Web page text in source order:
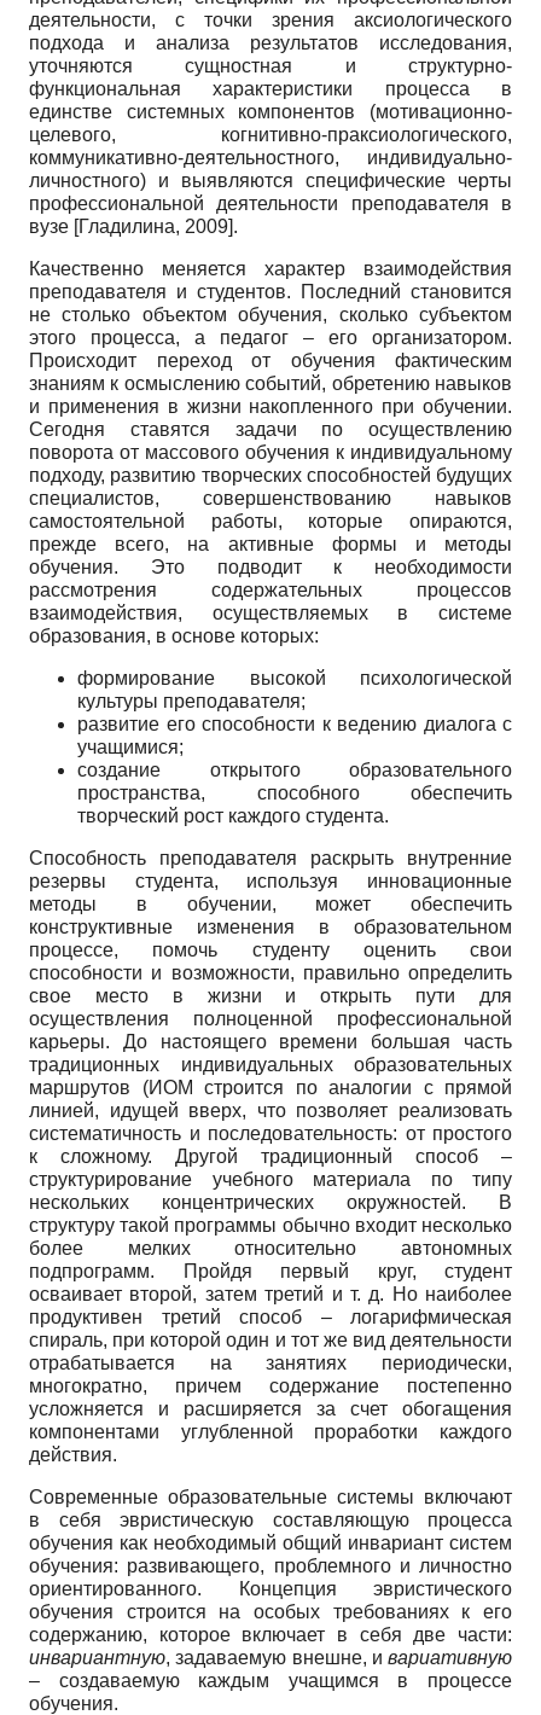
деятельности, с точки зрения аксиологического
подхода и анализа результатов исследования,
уточняются сущностная и структурно-
функциональная характеристики процесса в
единстве системных компонентов (мотивационно-
целевого, когнитивно-праксиологического,
коммуникативно-деятельностного, индивидуально-
личностного) и выявляются специфические черты
профессиональной деятельности преподавателя в
вузе [Гладилина, 2009].
Качественно меняется характер взаимодействия
преподавателя и студентов. Последний становится
не столько объектом обучения, сколько субъектом
этого процесса, а педагог – его организатором.
Происходит переход от обучения фактическим
знаниям к осмыслению событий, обретению навыков
и применения в жизни накопленного при обучении.
Сегодня ставятся задачи по осуществлению
поворота от массового обучения к индивидуальному
подходу, развитию творческих способностей будущих
специалистов, совершенствованию навыков
самостоятельной работы, которые опираются,
прежде всего, на активные формы и методы
обучения. Это подводит к необходимости
рассмотрения содержательных процессов
взаимодействия, осуществляемых в системе
образования, в основе которых:
формирование высокой психологической
культуры преподавателя;
развитие его способности к ведению диалога с
учащимися;
создание открытого образовательного
пространства, способного обеспечить
творческий рост каждого студента.
Способность преподавателя раскрыть внутренние
резервы студента, используя инновационные
методы в обучении, может обеспечить
конструктивные изменения в образовательном
процессе, помочь студенту оценить свои
способности и возможности, правильно определить
свое место в жизни и открыть пути для
осуществления полноценной профессиональной
карьеры. До настоящего времени большая часть
традиционных индивидуальных образовательных
маршрутов (ИОМ строится по аналогии с прямой
линией, идущей вверх, что позволяет реализовать
систематичность и последовательность: от простого
к сложному. Другой традиционный способ –
структурирование учебного материала по типу
нескольких концентрических окружностей. В
структуру такой программы обычно входит несколько
более мелких относительно автономных
подпрограмм. Пройдя первый круг, студент
осваивает второй, затем третий и т. д. Но наиболее
продуктивен третий способ – логарифмическая
спираль, при которой один и тот же вид деятельности
отрабатывается на занятиях периодически,
многократно, причем содержание постепенно
усложняется и расширяется за счет обогащения
компонентами углубленной проработки каждого
действия.
Современные образовательные системы включают
в себя эвристическую составляющую процесса
обучения как необходимый общий инвариант систем
обучения: развивающего, проблемного и личностно
ориентированного. Концепция эвристического
обучения строится на особых требованиях к его
содержанию, которое включает в себя две части:
инвариантную, задаваемую внешне, и вариативную
– создаваемую каждым учащимся в процессе
обучения.